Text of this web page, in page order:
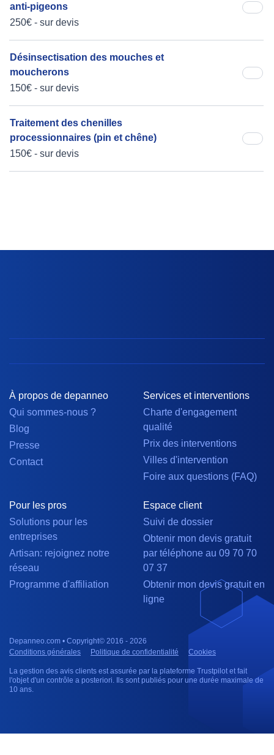
anti-pigeons
250€ - sur devis
Désinsectisation des mouches et
moucherons
150€ - sur devis
Traitement des chenilles
processionnaires (pin et chêne)
150€ - sur devis
À propos de depanneo
Qui sommes-nous ?
Blog
Presse
Contact
Services et interventions
Charte d'engagement
qualité
Prix des interventions
Villes d'intervention
Foire aux questions (FAQ)
Pour les pros
Solutions pour les
entreprises
Artisan: rejoignez notre
réseau
Programme d'affiliation
Espace client
Suivi de dossier
Obtenir mon devis gratuit
par téléphone au 09 70 70
07 37
Obtenir mon devis gratuit en
ligne
Depanneo.com • Copyright© 2016 - 2026
Conditions générales
Politique de confidentialité Cookies
La gestion des avis clients est assurée par la plateforme Trustpilot et fait
l'objet d'un contrôle a posteriori. Ils sont publiés pour une durée maximale de
10 ans.